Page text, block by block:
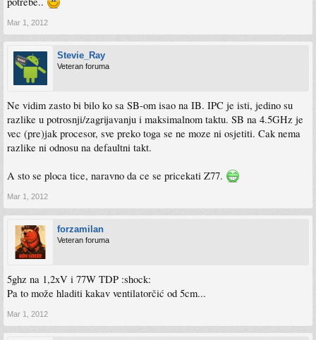
Mar 1, 2012
Stevie_Ray
Veteran foruma
Ne vidim zasto bi bilo ko sa SB-om isao na IB. IPC je isti, jedino su
razlike u potrosnji/zagrijavanju i maksimalnom taktu. SB na 4.5GHz je
vec (pre)jak procesor, sve preko toga se ne moze ni osjetiti. Cak nema
razlike ni odnosu na defaultni takt.
A sto se ploca tice, naravno da ce se pricekati Z77.
Mar 1, 2012
forzamilan
Veteran foruma
5ghz na 1,2xV i 77W TDP :shock:
Pa to može hladiti kakav ventilatorčić od 5cm...
Mar 1, 2012